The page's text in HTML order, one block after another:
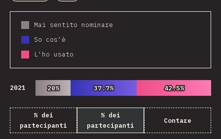
Mai sentito nominare
So cos'è
L'ho usato
2021 20%
20% 37.7%
37.7% 42.5%
42.5%
% dei
partecipanti
% dei
partecipanti
Contare